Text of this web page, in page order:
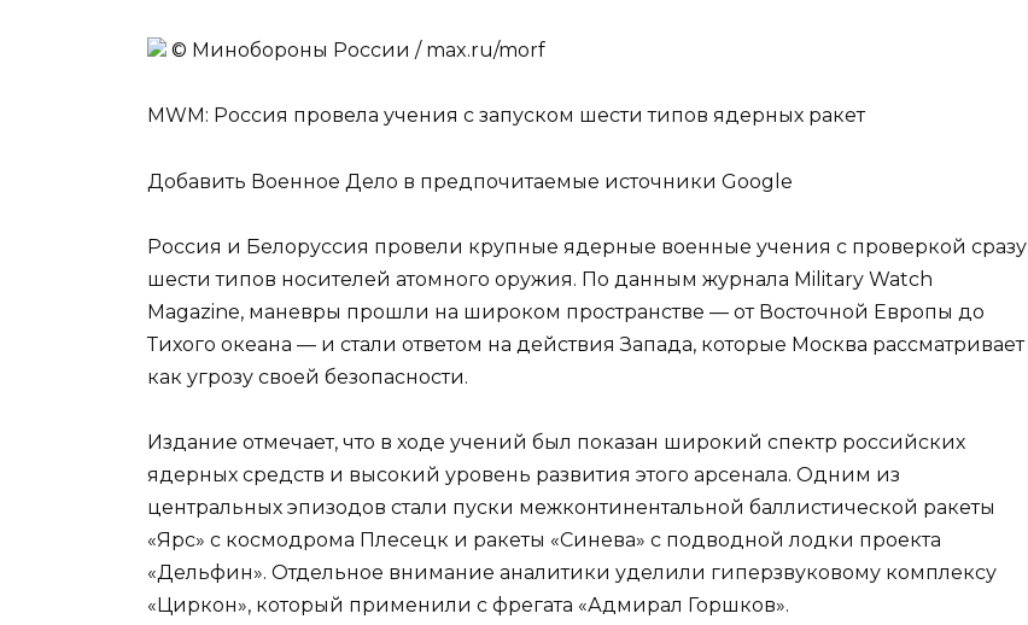
© Минобороны России / max.ru/morf
MWM: Россия провела учения с запуском шести типов ядерных ракет
Добавить Военное Дело в предпочитаемые источники Google
Россия и Белоруссия провели крупные ядерные военные учения с проверкой сразу
шести типов носителей атомного оружия. По данным журнала Military Watch
Magazine, маневры прошли на широком пространстве — от Восточной Европы до
Тихого океана — и стали ответом на действия Запада, которые Москва рассматривает
как угрозу своей безопасности.
Издание отмечает, что в ходе учений был показан широкий спектр российских
ядерных средств и высокий уровень развития этого арсенала. Одним из
центральных эпизодов стали пуски межконтинентальной баллистической ракеты
«Ярс» с космодрома Плесецк и ракеты «Синева» с подводной лодки проекта
«Дельфин». Отдельное внимание аналитики уделили гиперзвуковому комплексу
«Циркон», который применили с фрегата «Адмирал Горшков».